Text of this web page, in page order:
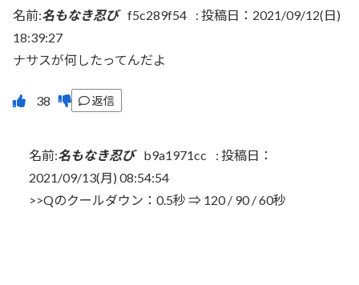
名前:名もなき忍び f5c289f54 : 投稿日：2021/09/12(日)
18:39:27
ナサスが何したってんだよ
返信
名前:名もなき忍び b9a1971cc : 投稿日：
2021/09/13(月) 08:54:54
>>Qのクールダウン：0.5秒 ⇒ 120 / 90 / 60秒